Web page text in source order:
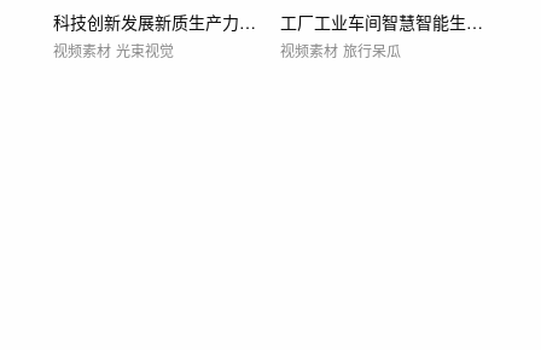
科技创新发展新质生产力科技工程师智能制造
视频素材 光束视觉
工厂工业车间智慧智能生产机械物流制造科技
视频素材 旅行呆瓜